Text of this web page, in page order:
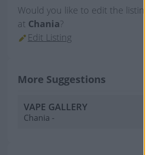
Would you like to edit the listing
at Chania?
Edit Listing
More Suggestions
VAPE GALLERY
Chania -